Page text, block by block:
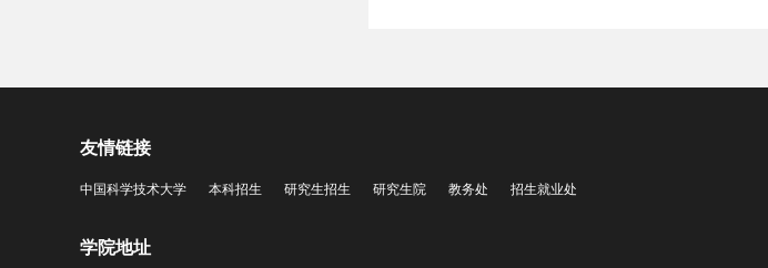
友情链接
中国科学技术大学 本科招生 研究生招生 研究生院 教务处 招生就业处
学院地址